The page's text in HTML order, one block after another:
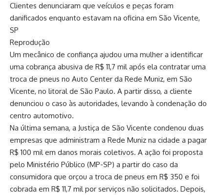
Clientes denunciaram que veículos e peças foram
danificados enquanto estavam na oficina em São Vicente,
SP
Reprodução
Um mecânico de confiança ajudou uma mulher a identificar
uma cobrança abusiva de R$ 11,7 mil após ela contratar uma
troca de pneus no Auto Center da Rede Muniz, em São
Vicente, no litoral de São Paulo. A partir disso, a cliente
denunciou o caso às autoridades, levando à condenação do
centro automotivo.
Na última semana, a Justiça de São Vicente condenou duas
empresas que administram a Rede Muniz na cidade a pagar
R$ 100 mil em danos morais coletivos. A ação foi proposta
pelo Ministério Público (MP-SP) a partir do caso da
consumidora que orçou a troca de pneus em R$ 350 e foi
cobrada em R$ 11,7 mil por serviços não solicitados. Depois,